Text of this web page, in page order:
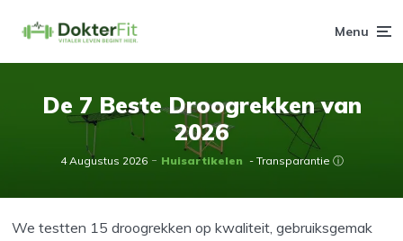
Menu
De 7 Beste Droogrekken van
2026
4 Augustus 2026 Huisartikelen - Transparantie ⓘ
We testten 15 droogrekken op kwaliteit, gebruiksgemak